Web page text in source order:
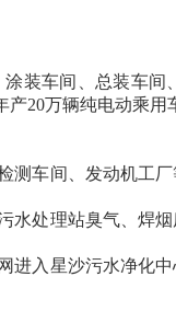
装车间、总装车
20万辆纯电动乘
车间、发动机工
处理站臭气、焊
入星沙污水净化